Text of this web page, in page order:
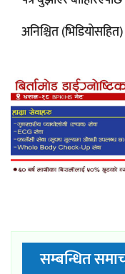
अनिश्चित (भिडियोसहित)
सम्बन्धित